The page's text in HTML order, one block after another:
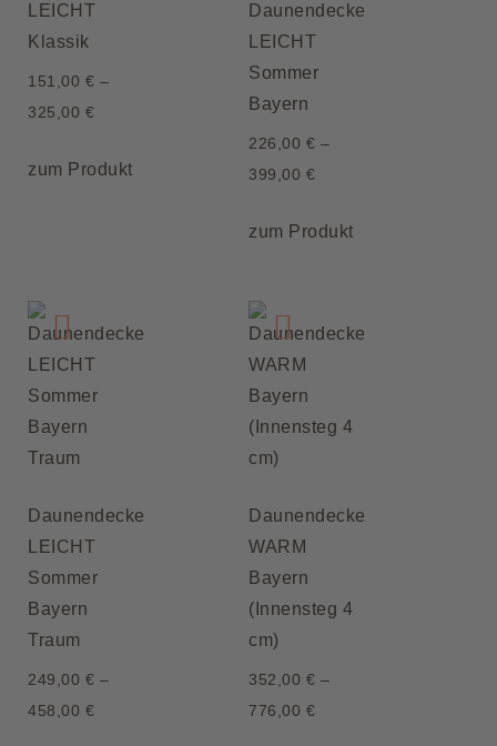
LEICHT
Klassik
151,00 € –
325,00 €
zum Produkt
Daunendecke
LEICHT
Sommer
Bayern
226,00 € –
399,00 €
zum Produkt
Daunendecke
LEICHT
Sommer
Bayern
Traum
249,00 € –
458,00 €
Daunendecke
WARM
Bayern
(Innensteg 4
cm)
352,00 € –
776,00 €